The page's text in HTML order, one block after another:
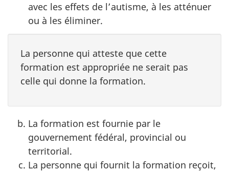
avec les effets de l’autisme, à les atténuer
ou à les éliminer.
La personne qui atteste que cette
formation est appropriée ne serait pas
celle qui donne la formation.
La formation est fournie par le
gouvernement fédéral, provincial ou
territorial.
La personne qui fournit la formation reçoit,